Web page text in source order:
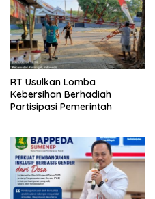
RT Usulkan Lomba
Kebersihan Berhadiah
Partisipasi Pemerintah